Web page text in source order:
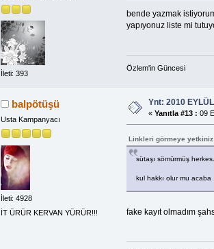
İleti: 393
bende yazmak
yapıyonuz liste mi
Özlem'in Güncesi
balpötüşü
Usta Kampanyacı
İleti: 4928
İT ÜRÜR KERVAN YÜRÜR!!!
Ynt: 2010
« Yanıtla #13 : 09
Linkleri görmeye yetkiniz
sütaşı sömürmüş
kul hakkı olur mu acaba
fake kayıt olmadım